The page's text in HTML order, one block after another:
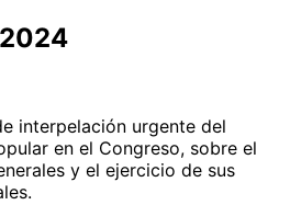
interpelación urgente del
en el Congreso, sobre el
y el ejercicio de sus